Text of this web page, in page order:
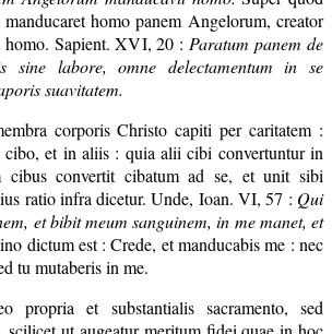
homo panem Angelorum, creator
homo. Sapient. XVI, 20 : Paratum panem de
sine labore, omne delectamentum in se
suavitatem.
corporis Christo capiti per caritatem :
et in aliis : quia alii cibi convertuntur in
cibus convertit cibatum ad se, et unit sibi
ratio infra dicetur. Unde, Ioan. VI, 57 : Qui
et bibit meum sanguinem, in me manet, et
dictum est : Crede, et manducabis me : nec
tu mutaberis in me.
propria et substantialis sacramento, sed